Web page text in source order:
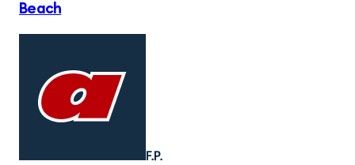
Beach
F.P.